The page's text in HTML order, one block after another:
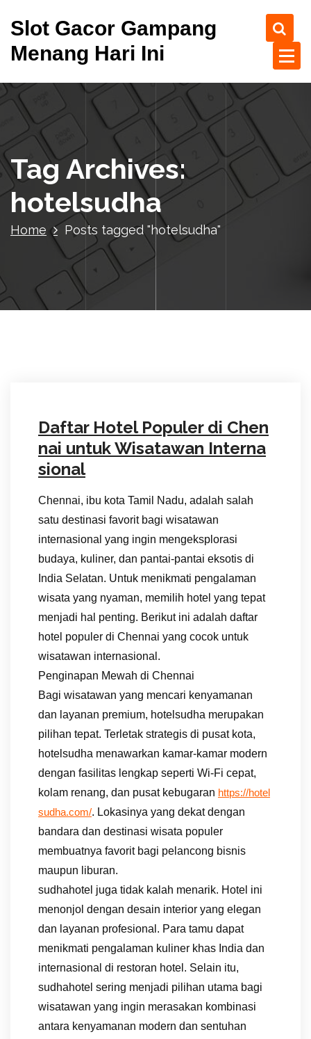
n
Slot Gacor Gampang
Menang Hari Ini
Tag Archives:
hotelsudha
Home Posts tagged "hotelsudha"
Daftar Hotel Populer di Chen
nai untuk Wisatawan Interna
sional
Chennai, ibu kota Tamil Nadu, adalah salah
satu destinasi favorit bagi wisatawan
internasional yang ingin mengeksplorasi
budaya, kuliner, dan pantai-pantai eksotis di
India Selatan. Untuk menikmati pengalaman
wisata yang nyaman, memilih hotel yang tepat
menjadi hal penting. Berikut ini adalah daftar
hotel populer di Chennai yang cocok untuk
wisatawan internasional.
Penginapan Mewah di Chennai
Bagi wisatawan yang mencari kenyamanan
dan layanan premium, hotelsudha merupakan
pilihan tepat. Terletak strategis di pusat kota,
hotelsudha menawarkan kamar-kamar modern
dengan fasilitas lengkap seperti Wi-Fi cepat,
kolam renang, dan pusat kebugaran https://hotel
sudha.com/. Lokasinya yang dekat dengan
bandara dan destinasi wisata populer
membuatnya favorit bagi pelancong bisnis
maupun liburan.
sudhahotel juga tidak kalah menarik. Hotel ini
menonjol dengan desain interior yang elegan
dan layanan profesional. Para tamu dapat
menikmati pengalaman kuliner khas India dan
internasional di restoran hotel. Selain itu,
sudhahotel sering menjadi pilihan utama bagi
wisatawan yang ingin merasakan kombinasi
antara kenyamanan modern dan sentuhan